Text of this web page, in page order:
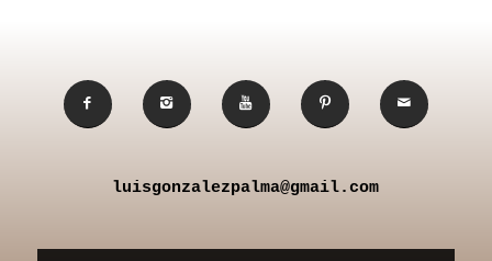
luisgonzalezpalma@gmail.com